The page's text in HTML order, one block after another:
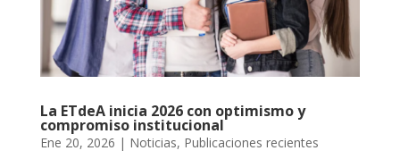
La ETdeA inicia 2026 con optimismo y
compromiso institucional
Ene 20, 2026 | Noticias, Publicaciones recientes